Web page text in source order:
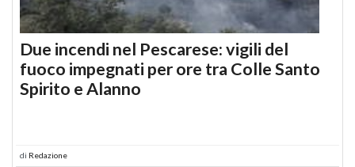
Due incendi nel Pescarese: vigili del
fuoco impegnati per ore tra Colle Santo
Spirito e Alanno
di Redazione